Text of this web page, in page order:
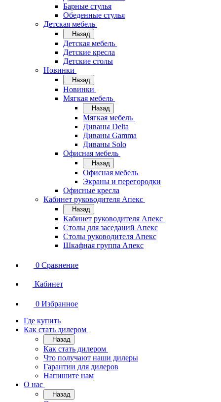
Барные стулья
Обеденные стулья
Детская мебель
Назад
Детская мебель
Детские кресла
Детские столы
Новинки
Назад
Новинки
Мягкая мебель
Назад
Мягкая мебель
Диваны Delta
Диваны Gamma
Диваны Solo
Офисная мебель
Назад
Офисная мебель
Экраны и перегородки
Офисные кресла
Кабинет руководителя Апекс
Назад
Кабинет руководителя Апекс
Столы для заседаний Апекс
Столы руководителя Апекс
Шкафная группа Апекс
0 Сравнение
Кабинет
0 Избранное
Где купить
Как стать дилером
Назад
Как стать дилером
Что получают наши дилеры
Гарантии для дилеров
Напишите нам
О нас
Назад